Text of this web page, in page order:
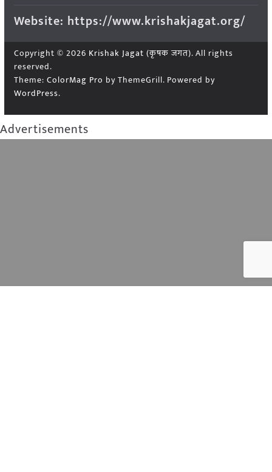
Website: https://www.krishakjagat.org/
Copyright © 2026 Krishak Jagat (कृषक जगत). All rights
reserved.
Theme: ColorMag Pro by ThemeGrill. Powered by
WordPress.
Advertisements